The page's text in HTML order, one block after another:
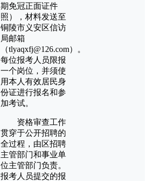
期免冠正面证件
照），材料发送至
铜陵市义安区信访
局邮箱
（tlyaqxfj@126.com）。
每位报考人员限报
一个岗位，并须使
用本人有效居民身
份证进行报名和参
加考试。
资格审查工作
贯穿于公开招聘的
全过程，由区招聘
主管部门和事业单
位主管部门负责。
报考人员提交的报